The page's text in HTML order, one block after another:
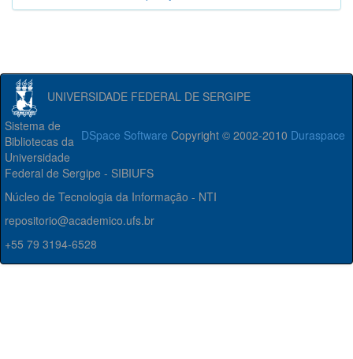
UNIVERSIDADE FEDERAL DE SERGIPE
DSpace Software Copyright © 2002-2010 Duraspace
Sistema de
Bibliotecas da
Universidade
Federal de Sergipe - SIBIUFS
Núcleo de Tecnologia da Informação - NTI
repositorio@academico.ufs.br
+55 79 3194-6528